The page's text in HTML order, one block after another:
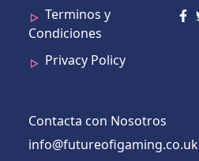
Terminos y
Condiciones
Privacy Policy
Contacta con Nosotros
info@futureofigaming.co.uk